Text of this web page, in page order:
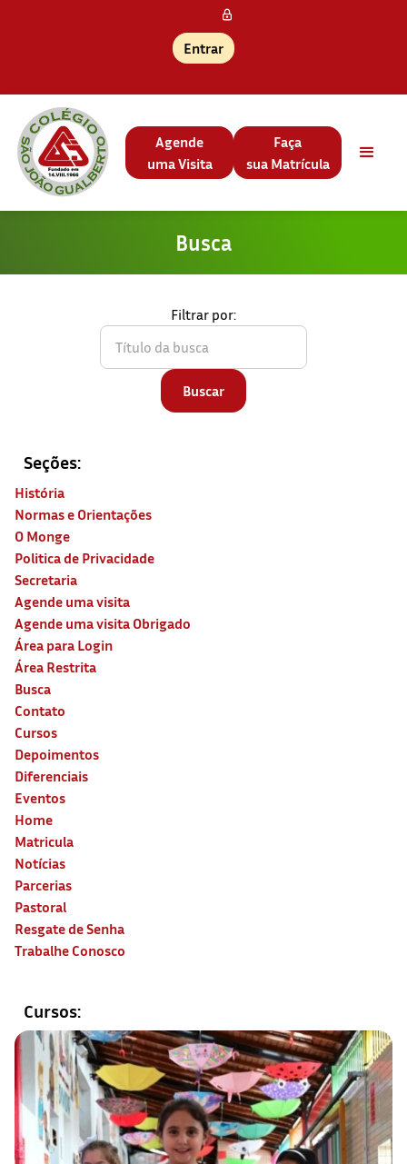
Entrar
Agende
uma Visita
Faça
sua Matrícula
Busca
Filtrar por:
Seções:
História
Normas e Orientações
O Monge
Politica de Privacidade
Secretaria
Agende uma visita
Agende uma visita Obrigado
Área para Login
Área Restrita
Busca
Contato
Cursos
Depoimentos
Diferenciais
Eventos
Home
Matricula
Notícias
Parcerias
Pastoral
Resgate de Senha
Trabalhe Conosco
Cursos: